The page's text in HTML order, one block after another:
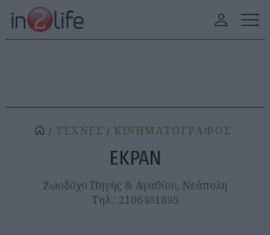
ΤΕΧΝΕΣ ΚΙΝΗΜΑΤΟΓΡΑΦΟΣ
ΕΚΡΑΝ
Ζωοδόχο Πηγής & Αγαθίου, Νεάπολη
Τηλ.: 2106461895